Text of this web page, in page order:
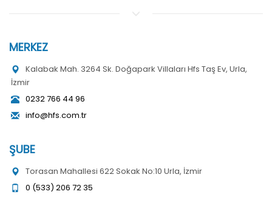
MERKEZ
Kalabak Mah. 3264 Sk. Doğapark Villaları Hfs Taş Ev, Urla,
İzmir
0232 766 44 96
info@hfs.com.tr
ŞUBE
Torasan Mahallesi 622 Sokak No:10 Urla, İzmir
0 (533) 206 72 35